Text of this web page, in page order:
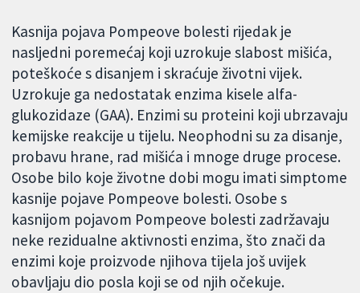
Kasnija pojava Pompeove bolesti rijedak je
nasljedni poremećaj koji uzrokuje slabost mišića,
poteškoće s disanjem i skraćuje životni vijek.
Uzrokuje ga nedostatak enzima kisele alfa-
glukozidaze (GAA). Enzimi su proteini koji ubrzavaju
kemijske reakcije u tijelu. Neophodni su za disanje,
probavu hrane, rad mišića i mnoge druge procese.
Osobe bilo koje životne dobi mogu imati simptome
kasnije pojave Pompeove bolesti. Osobe s
kasnijom pojavom Pompeove bolesti zadržavaju
neke rezidualne aktivnosti enzima, što znači da
enzimi koje proizvode njihova tijela još uvijek
obavljaju dio posla koji se od njih očekuje.